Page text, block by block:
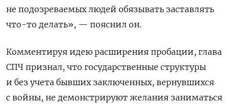
не подозреваемых людей обязывать заставлять
что-то делать», — пояснил он.
Комментируя идею расширения пробации, глава
СПЧ признал, что государственные структуры
и без учета бывших заключенных, вернувшихся
с войны, не демонстрируют желания заниматься